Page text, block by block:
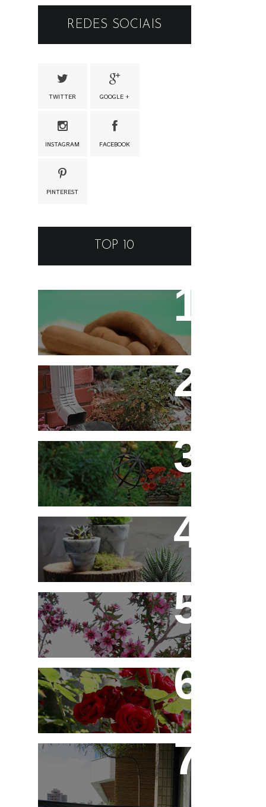
REDES SOCIAIS
TWITTER GOOGLE +
INSTAGRAM FACEBOOK
PINTEREST
TOP 10
Tamarino Ou Tamarindo?
Qual o Correto?
Decoração - Folhas
[Faça Você Mesmo]
Flores em Meu Jardim o
Ano Todo
10 Novos Vasinhos na
Decoração - Parte 1
Érica Japonesa -
Aprenda a Cultivar
Você Sabe Tudo Sobre
Rosas?
Saiba Tudo Sobre
Jardins de Inverno